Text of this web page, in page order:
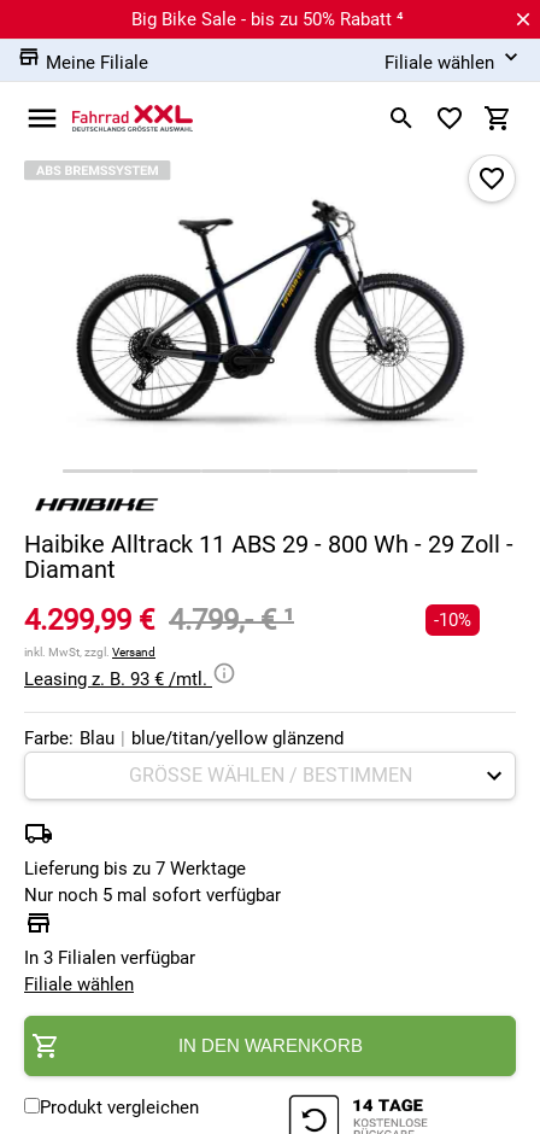
Big Bike Sale - bis zu 50% Rabatt ⁴
Meine Filiale
Filiale wählen
Haibike Alltrack 11 ABS 29 - 800 Wh - 29 Zoll -
Diamant
4.299,99 € 4.799,- €¹
inkl. MwSt, zzgl. Versand
-10%
Leasing z. B. 93 € /mtl.
Farbe: Blau | blue/titan/yellow glänzend
Lieferung bis zu 7 Werktage
Nur noch 5 mal sofort verfügbar
In 3 Filialen verfügbar
Filiale wählen
IN DEN WARENKORB
Produkt vergleichen